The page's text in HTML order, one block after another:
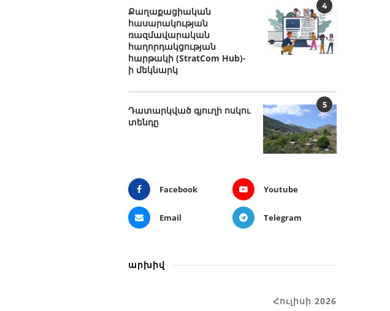
4
Քաղաքացիական
հասարակության
ռազմավարական
հաղորդակցության
հարթակի (StratCom Hub)-
ի մեկնարկ
5
Դատարկված գյուղի ոսկու
տենդը
Facebook Youtube
Email Telegram
արխիվ
Հուլիսի 2026